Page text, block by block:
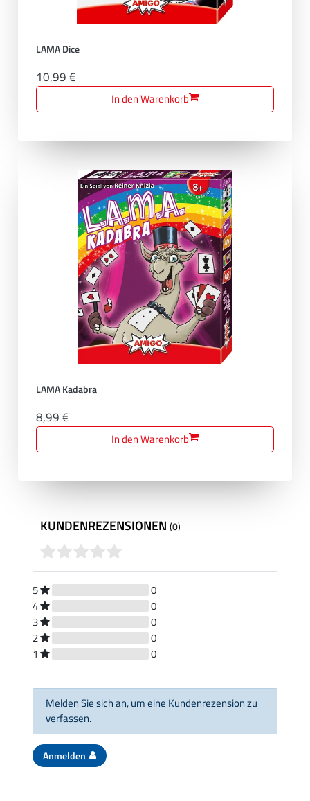
LAMA Dice
10,99 €
In den Warenkorb
LAMA Kadabra
8,99 €
In den Warenkorb
KUNDENREZENSIONEN(0)
5
0
4
0
3
0
2
0
1
0
Melden Sie sich an, um eine Kundenrezension zu
verfassen.
Anmelden